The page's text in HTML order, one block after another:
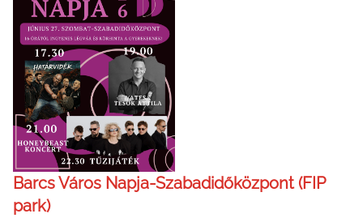
Barcs Város Napja-Szabadidőközpont (FIP
park)